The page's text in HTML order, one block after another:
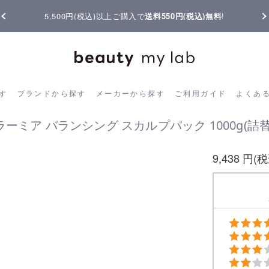
5,500円(税込)以上ご購入で送料550円(税込)無料!
ブランドから探す メーカーから探す ご利用ガイド よくあ
す ブランドから探す メーカーから探す ご利用ガイド よ
ーミア バランシング スカルプパック 1000g(詰
9,438 円(